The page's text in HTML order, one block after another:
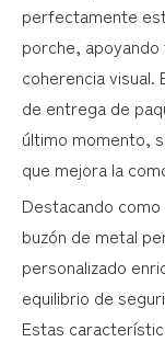
perfectamente
porche,
coherencia visual.
de entrega de
último momento,
que mejora la
Destacando
buzón de metal
personalizado
equilibrio de
Estas